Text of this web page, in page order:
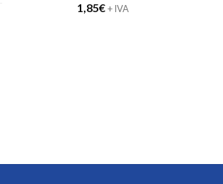
1,85€+ IVA